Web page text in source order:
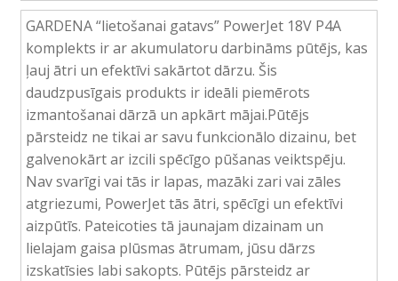
GARDENA “lietošanai gatavs” PowerJet 18V P4A
komplekts ir ar akumulatoru darbināms pūtējs, kas
ļauj ātri un efektīvi sakārtot dārzu. Šis
daudzpusīgais produkts ir ideāli piemērots
izmantošanai dārzā un apkārt mājai.Pūtējs
pārsteidz ne tikai ar savu funkcionālo dizainu, bet
galvenokārt ar izcili spēcīgo pūšanas veiktspēju.
Nav svarīgi vai tās ir lapas, mazāki zari vai zāles
atgriezumi, PowerJet tās ātri, spēcīgi un efektīvi
aizpūtīs. Pateicoties tā jaunajam dizainam un
lielajam gaisa plūsmas ātrumam, jūsu dārzs
izskatīsies labi sakopts. Pūtējs pārsteidz ar